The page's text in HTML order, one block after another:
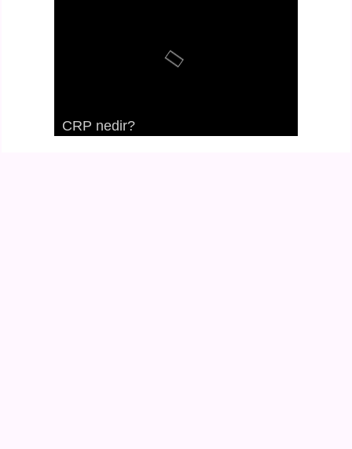
CRP nedir?
Kalp nasıl çalışır?
Aritmi nedir?
Vertigo nedir?
Okul korkusu
Mutlu çocuk yetiştirmenin yolları